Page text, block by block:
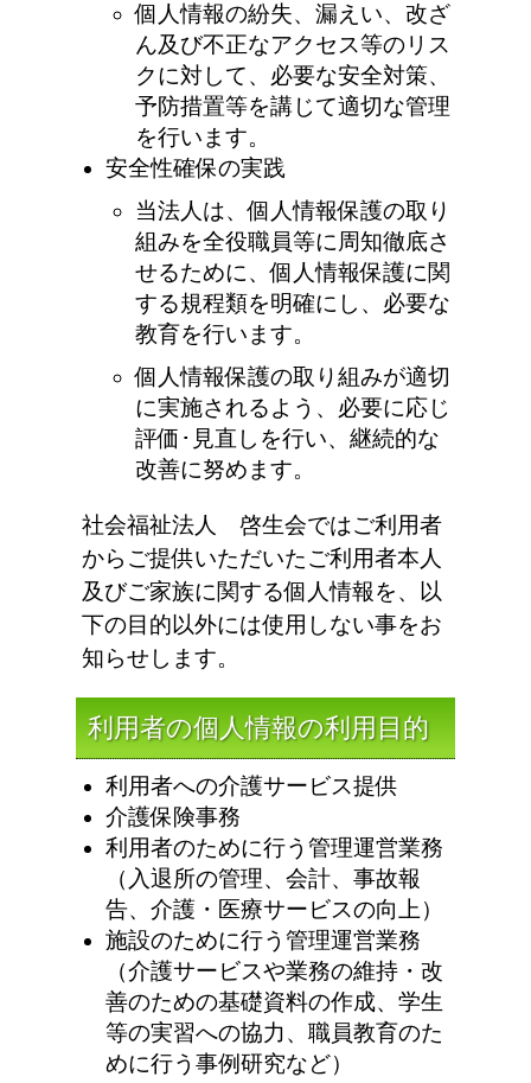
個人情報の紛失、漏えい、改ざ
ん及び不正なアクセス等のリス
クに対して、必要な安全対策、
予防措置等を講じて適切な管理
を行います。
安全性確保の実践
当法人は、個人情報保護の取り
組みを全役職員等に周知徹底さ
せるために、個人情報保護に関
する規程類を明確にし、必要な
教育を行います。
個人情報保護の取り組みが適切
に実施されるよう、必要に応じ
評価･見直しを行い、継続的な
改善に努めます。
社会福祉法人 啓生会ではご利用者
からご提供いただいたご利用者本人
及びご家族に関する個人情報を、以
下の目的以外には使用しない事をお
知らせします。
利用者の個人情報の利用目的
利用者への介護サービス提供
介護保険事務
利用者のために行う管理運営業務
（入退所の管理、会計、事故報
告、介護・医療サービスの向上）
施設のために行う管理運営業務
（介護サービスや業務の維持・改
善のための基礎資料の作成、学生
等の実習への協力、職員教育のた
めに行う事例研究など）